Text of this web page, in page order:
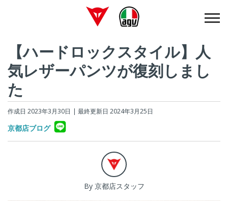
【ハードロックスタイル】人
気レザーパンツが復刻しまし
た
作成日 2023年3月30日 | 最終更新日 2024年3月25日
京都店ブログ
By 京都店スタッフ